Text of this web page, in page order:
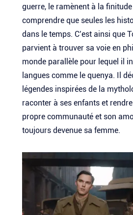
guerre, le ramènent à la
comprendre que seules les
dans le temps. C’est ainsi que
parvient à trouver sa voie en
monde parallèle pour lequel il
langues comme le quenya. Il
légendes inspirées de la
raconter à ses enfants et
propre communauté et son
toujours devenue sa femme.